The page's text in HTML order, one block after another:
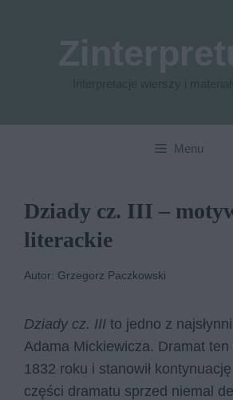
Menu
Dziady cz. III –
literackie
Autor: Grzegorz Paczkowski
Dziady cz. III to jedno z
Adama Mickiewicza. Dramat ten
1832 roku i stanowił
części dramatu sprzed niemal